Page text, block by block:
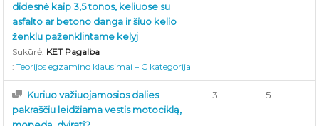
didesnė kaip 3,5 tonos, keliuose su
asfalto ar betono danga ir šiuo kelio
ženklu paženklintame kelyj
Sukūrė: KET Pagalba
:Teorijos egzamino klausimai – C kategorija
Kuriuo važiuojamosios dalies
pakraščiu leidžiama vestis motociklą,
3 5